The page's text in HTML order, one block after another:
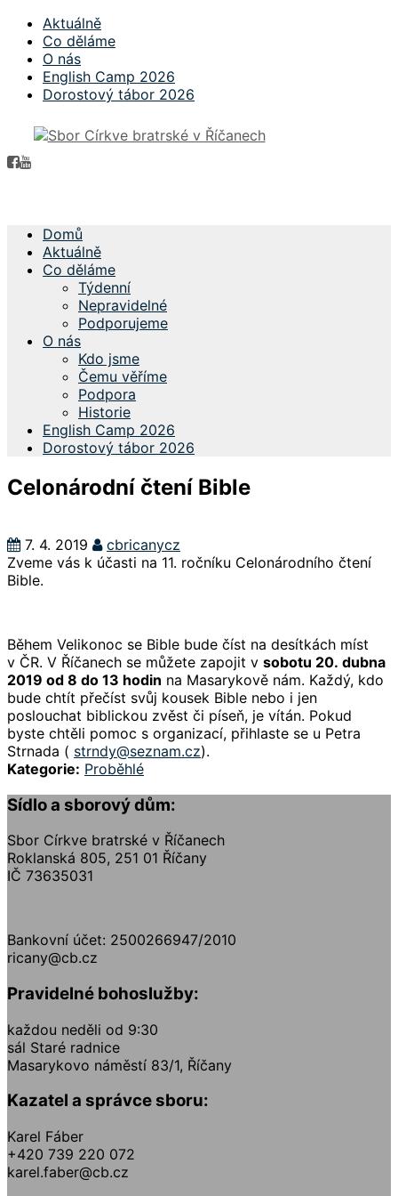
Aktuálně
Co děláme
O nás
English Camp 2026
Dorostový tábor 2026
Domů
Aktuálně
Co děláme
Týdenní
Nepravidelné
Podporujeme
O nás
Kdo jsme
Čemu věříme
Podpora
Historie
English Camp 2026
Dorostový tábor 2026
Celonárodní čtení Bible
7. 4. 2019
cbricanycz
Zveme vás k účasti na 11. ročníku Celonárodního čtení
Bible.
Během Velikonoc se Bible bude číst na desítkách míst
v ČR. V Říčanech se můžete zapojit v sobotu 20. dubna
2019 od 8 do 13 hodin na Masarykově nám. Každý, kdo
bude chtít přečíst svůj kousek Bible nebo i jen
poslouchat biblickou zvěst či píseň, je vítán. Pokud
byste chtěli pomoc s organizací, přihlaste se u Petra
Strnada ( strndy@seznam.cz).
Kategorie: Proběhlé
Sídlo a sborový dům:
Sbor Církve bratrské v Říčanech
Roklanská 805, 251 01 Říčany
IČ 73635031
Bankovní účet: 2500266947/2010
ricany@cb.cz
Pravidelné bohoslužby:
každou neděli od 9:30
sál Staré radnice
Masarykovo náměstí 83/1, Říčany
Kazatel a správce sboru:
Karel Fáber
+420 739 220 072
karel.faber@cb.cz